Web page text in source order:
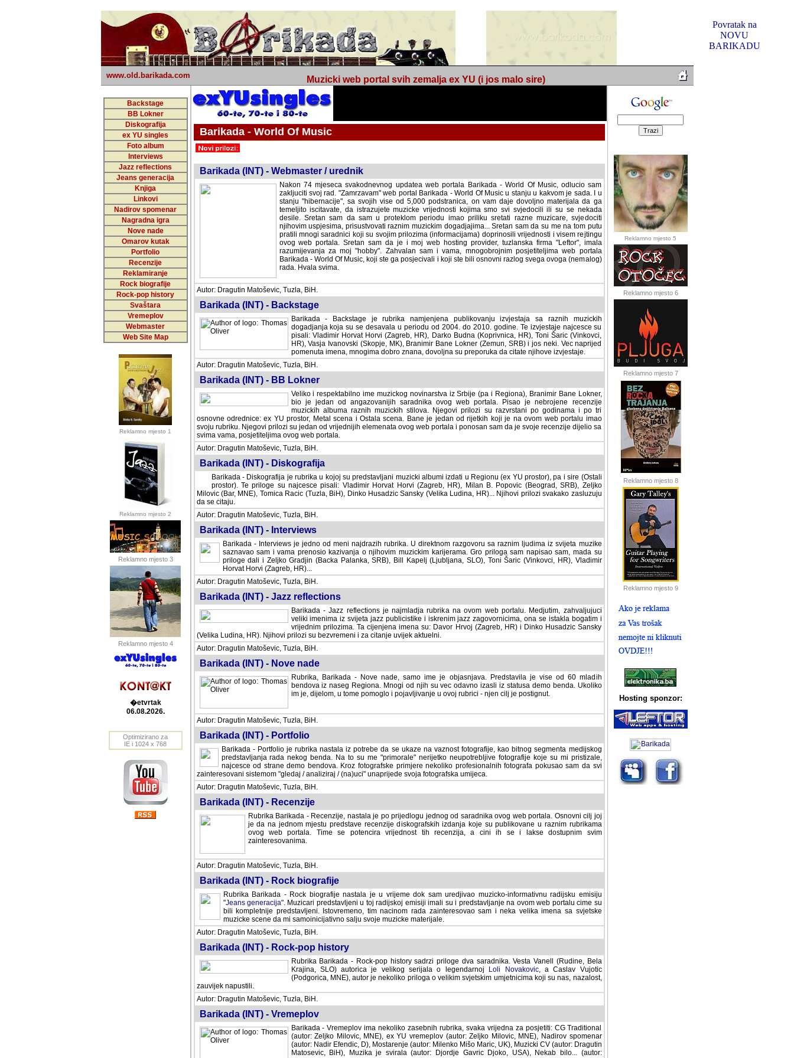
Povratak na
NOVU
BARIKADU
www.old.barikada.com Muzicki web portal svih zemalja ex YU (i jos malo sire)
Backstage
BB Lokner
Diskografija
ex YU singles
Foto album
Interviews
Jazz reflections
Jeans generacija
Knjiga
Linkovi
Nadirov spomenar
Nagradna igra
Nove nade
Omarov kutak
Portfolio
Recenzije
Reklamiranje
Rock biografije
Rock-pop history
Svaštara
Vremeplov
Webmaster
Web Site Map
Reklamno mjesto 1
Reklamno mjesto 2
Reklamno mjesto 3
Reklamno mjesto 4
�etvrtak
06.08.2026.
Optimizirano za
IE i 1024 x 768
Barikada - World Of Music
Barikada (INT) - Webmaster / urednik
Nakon 74 mjeseca svakodnevnog updatea web portala Barikada - World Of Music, odlucio sam
zakljuciti svoj rad. "Zamrzavam" web portal Barikada - World Of Music u stanju u kakvom je sada. I u
stanju "hibernacije", sa svojih vise od 5,000 podstranica, on vam daje dovoljno materijala da ga
temeljito iscitavate, da istrazujete muzicke vrijednosti kojima smo svi svjedocili ili su se nekada desile.
Sretan sam da sam u proteklom periodu imao priliku sretati razne muzicare, svjedociti njihovim
uspjesima, prisustvovati raznim muzickim dogadjajima... Sretan sam da su me na tom putu pratili
mnogi saradnici koji su svojim prilozima (informacijama) doprinosili vrijednosti i visem rejtingu ovog
web portala. Sretan sam da je i moj web hosting provider, tuzlanska firma "Leftor", imala
razumijevanja za moj "hobby". Zahvalan sam i vama, mnogobrojnim posjetiteljima web portala
Barikada - World Of Music, koji ste ga posjecivali i koji ste bili osnovni razlog svega ovoga (nemalog)
rada. Hvala svima.
Autor: Dragutin Matoševic, Tuzla, BiH.
Barikada (INT) - Backstage
Barikada - Backstage je rubrika namjenjena publikovanju izvjestaja sa raznih muzickih
dogadjanja koja su se desavala u periodu od 2004. do 2010. godine. Te izvjestaje najcesce su
pisali: Vladimir Horvat Horvi (Zagreb, HR), Darko Budna (Koprivnica, HR), Toni Šaric (Vinkovci,
HR), Vasja Ivanovski (Skopje, MK), Branimir Bane Lokner (Zemun, SRB) i jos neki. Vec naprijed
pomenuta imena, mnogima dobro znana, dovoljna su preporuka da citate njihove izvjestaje.
Autor: Dragutin Matoševic, Tuzla, BiH.
Barikada (INT) - BB Lokner
Veliko i respektabilno ime muzickog novinarstva iz Srbije (pa i Regiona), Branimir Bane Lokner,
bio je jedan od angazovanijih saradnika ovog web portala. Pisao je nebrojene recenzije muzickih
albuma raznih muzickih stilova. Njegovi prilozi su razvrstani po godinama i po tri osnovne
odrednice: ex YU prostor, Metal scena i Ostala scena. Bane je jedan od rijetkih koji je na ovom web portalu imao svoju rubriku.
Njegovi prilozi su jedan od vrijednijih elemenata ovog web portala i ponosan sam da je svoje recenzije dijelio sa svima vama,
posjetiteljima ovog web portala.
Autor: Dragutin Matoševic, Tuzla, BiH.
Barikada (INT) - Diskografija
Barikada - Diskografija je rubrika u kojoj su predstavljani muzicki albumi izdati u Regionu (ex YU prostor), pa i sire (Ostali
prostor). Te priloge su najcesce pisali: Vladimir Horvat Horvi (Zagreb, HR), Milan B. Popovic (Beograd, SRB), Zeljko Milovic
(Bar, MNE), Tomica Racic (Tuzla, BiH), Dinko Husadzic Sansky (Velika Ludina, HR)... Njihovi prilozi svakako zasluzuju da se
citaju.
Autor: Dragutin Matoševic, Tuzla, BiH.
Barikada (INT) - Interviews
Barikada - Interviews je jedno od meni najdrazih rubrika. U direktnom razgovoru sa raznim ljudima iz svijeta muzike
saznavao sam i vama prenosio kazivanja o njihovim muzickim karijerama. Gro priloga sam napisao sam, mada su
priloge dali i Zeljko Gradjin (Backa Palanka, SRB), Bill Kapelj (Ljubljana, SLO), Toni Šaric (Vinkovci, HR), Vladimir
Horvat Horvi (Zagreb, HR)...
Autor: Dragutin Matoševic, Tuzla, BiH.
Barikada (INT) - Jazz reflections
Barikada - Jazz reflections je najmladja rubrika na ovom web portalu. Medjutim, zahvaljujuci veliki
imenima iz svijeta jazz publicistike i iskrenim jazz zagovornicima, ona se istakla bogatim i
vrijednim prilozima. Ta cijenjena imena su: Davor Hrvoj (Zagreb, HR) i Dinko Husadzic Sansky
(Velika Ludina, HR). Njihovi prilozi su bezvremeni i za citanje uvijek aktuelni.
Autor: Dragutin Matoševic, Tuzla, BiH.
Barikada (INT) - Nove nade
Rubrika, Barikada - Nove nade, samo ime je objasnjava. Predstavila je vise od 60 mladih
bendova iz naseg Regiona. Mnogi od njih su vec odavno izasli iz statusa demo benda. Ukoliko im
je, dijelom, u tome pomoglo i pojavljivanje u ovoj rubrici - njen cilj je postignut.
Autor: Dragutin Matoševic, Tuzla, BiH.
Barikada (INT) - Portfolio
Barikada - Portfolio je rubrika nastala iz potrebe da se ukaze na vaznost fotografije, kao bitnog segmenta medijskog
predstavljanja rada nekog benda. Na to su me "primorale" nerijetko neupotrebljive fotografije koje su mi pristizale,
najcesce od strane demo bendova. Kroz fotografske primjere nekoliko profesionalnih fotografa pokusao sam da svi
zainteresovani sistemom "gledaj / analiziraj / (na)uci" unaprijede svoja fotografska umijeca.
Autor: Dragutin Matoševic, Tuzla, BiH.
Barikada (INT) - Recenzije
Rubrika Barikada - Recenzije, nastala je po prijedlogu jednog od saradnika ovog web portala. Osnovni cilj joj
je da na jednom mjestu predstave recenzije diskografskih izdanja koje su publikovane u raznim rubrikama
ovog web portala. Time se potencira vrijednost tih recenzija, a cini ih se i lakse dostupnim svim
zainteresovanima.
Autor: Dragutin Matoševic, Tuzla, BiH.
Barikada (INT) - Rock biografije
Rubrika Barikada - Rock biografije nastala je u vrijeme dok sam uredjivao muzicko-informativnu radijsku emisiju
"Jeans generacija". Muzicari predstavljeni u toj radijskoj emisiji imali su i predstavljanje na ovom web portalu cime su
bili kompletnije predstavljeni. Istovremeno, tim nacinom rada zainteresovao sam i neka velika imena sa svjetske
muzicke scene da mi samoinicijativno salju svoje muzicke materijale.
Autor: Dragutin Matoševic, Tuzla, BiH.
Barikada (INT) - Rock-pop history
Rubrika Barikada - Rock-pop history sadrzi priloge dva saradnika. Vesta Vanell (Rudine, Bela
Krajina, SLO) autorica je velikog serijala o legendarnoj
Loli Novakovic, a Caslav Vujotic
(Podgorica, MNE), autor je nekoliko priloga o velikim svjetskim umjetnicima koji su nas, nazalost,
zauvijek napustili.
Autor: Dragutin Matoševic, Tuzla, BiH.
Barikada (INT) - Vremeplov
Barikada - Vremeplov ima nekoliko zasebnih rubrika, svaka vrijedna za posjetiti: CG Traditional
(autor: Zeljko Milovic, MNE), ex YU vremeplov (autor: Zeljko Milovic, MNE), Nadirov spomenar
(autor: Nadir Efendic, D), Mostarenje (autor: Milenko Mišo Maric, UK), Muzicki CV (autor: Dragutin
Matosevic, BiH), Muzika je svirala (autor: Djordje Gavric Djoko, USA), Nekab bilo... (autor:
Reklamno mjesto 5
Reklamno mjesto 6
Reklamno mjesto 7
Reklamno mjesto 8
Reklamno mjesto 9
Hosting sponzor: